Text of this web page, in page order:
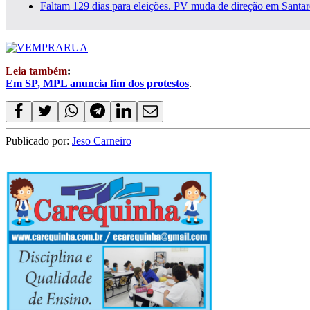
Faltam 129 dias para eleições. PV muda de direção em
Leia também:
Em SP, MPL anuncia fim dos protestos.
Publicado por: Jeso Carneiro